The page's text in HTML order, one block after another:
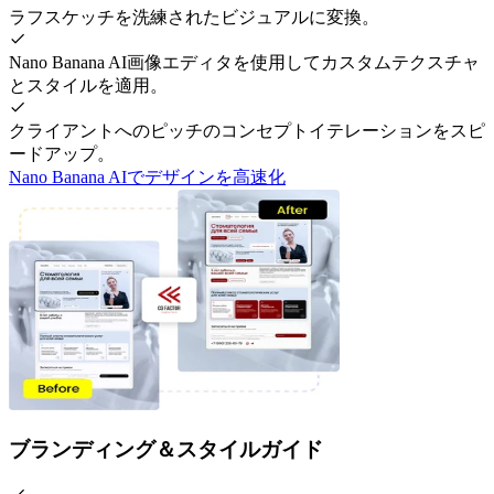
ラフスケッチを洗練されたビジュアルに変換。
Nano Banana AI画像エディタを使用してカスタムテクスチャ
とスタイルを適用。
クライアントへのピッチのコンセプトイテレーションをスピ
ードアップ。
Nano Banana AIでデザインを高速化
ブランディング＆スタイルガイド